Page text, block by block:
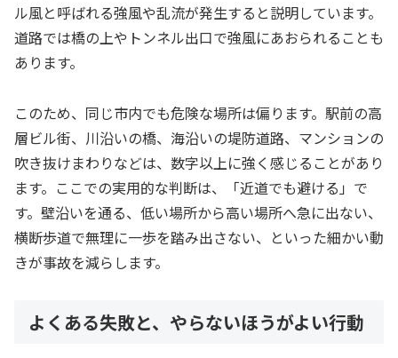
ル風と呼ばれる強風や乱流が発生すると説明しています。
道路では橋の上やトンネル出口で強風にあおられることも
あります。
このため、同じ市内でも危険な場所は偏ります。駅前の高
層ビル街、川沿いの橋、海沿いの堤防道路、マンションの
吹き抜けまわりなどは、数字以上に強く感じることがあり
ます。ここでの実用的な判断は、「近道でも避ける」で
す。壁沿いを通る、低い場所から高い場所へ急に出ない、
横断歩道で無理に一歩を踏み出さない、といった細かい動
きが事故を減らします。
よくある失敗と、やらないほうがよい行動